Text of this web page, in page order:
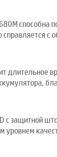
с
длительное
с защитной
уровнем